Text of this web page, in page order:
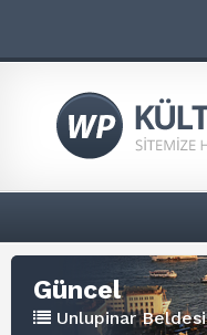
Güncel
Unlupinar Beldesi